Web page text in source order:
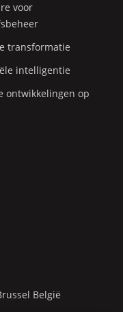
voor
transformatie
intelligentie
ontwikkelingen op
België